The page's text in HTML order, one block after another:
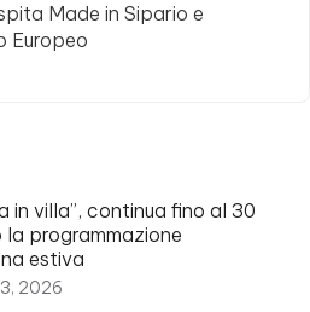
Made in Sipario e
Europeo
in villa”, continua fino al 30
programmazione
estiva
2026